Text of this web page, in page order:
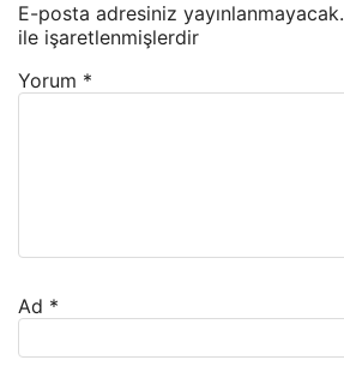
E-posta adresiniz yayınlanmayacak.
ile işaretlenmişlerdir
Yorum *
Ad *